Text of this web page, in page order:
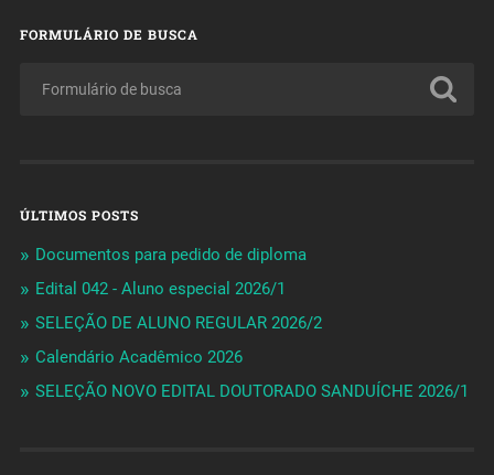
FORMULÁRIO DE BUSCA
ÚLTIMOS POSTS
Documentos para pedido de diploma
Edital 042 - Aluno especial 2026/1
SELEÇÃO DE ALUNO REGULAR 2026/2
Calendário Acadêmico 2026
SELEÇÃO NOVO EDITAL DOUTORADO SANDUÍCHE 2026/1